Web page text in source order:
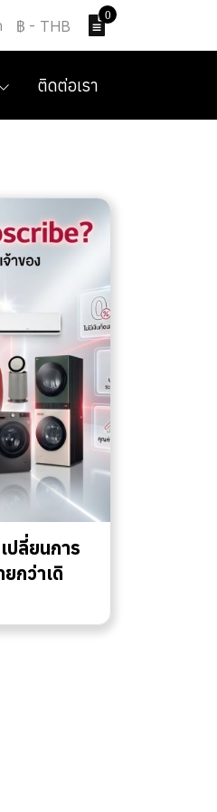
฿ - THB
0
ติดต่อเรา
ปลี่ยนการ
กว่าเดิ